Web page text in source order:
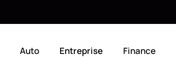
Auto Entreprise Finance